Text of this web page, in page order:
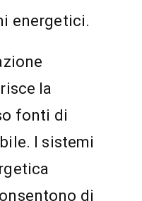
energetici.
la
fonti di
I sistemi
di